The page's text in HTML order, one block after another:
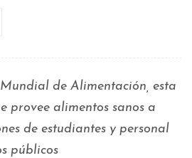
de Alimentación, esta
provee alimentos sanos a
de estudiantes y personal
públicos